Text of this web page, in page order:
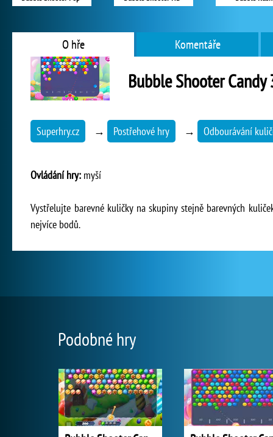
O hře Komentáře
Bubble Shooter Candy
Superhry.cz → Postřehové hry → Odbourávání
Ovládání hry: myší
Vystřelujte barevné kuličky na skupiny stejně barevných
nejvíce bodů.
Podobné hry